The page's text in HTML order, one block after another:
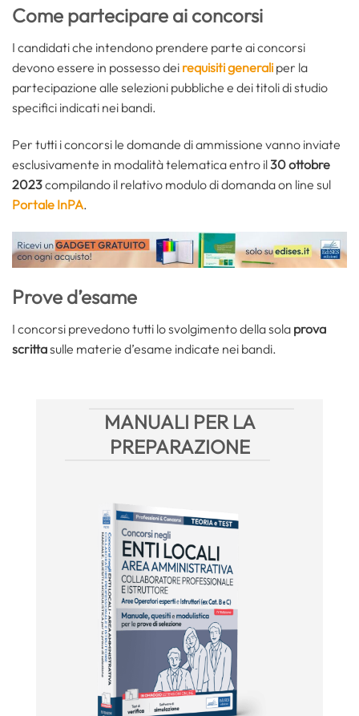
Come partecipare ai concorsi
I candidati che intendono prendere parte ai concorsi
devono essere in possesso dei requisiti generali per la
partecipazione alle selezioni pubbliche e dei titoli di studio
specifici indicati nei bandi.
Per tutti i concorsi le domande di ammissione vanno inviate
esclusivamente in modalità telematica entro il30 ottobre
2023compilando il relativo modulo di domanda on line sul
Portale InPA.
Prove d’esame
I concorsi prevedono tutti lo svolgimento della sola prova
scrittasulle materie d’esame indicate nei bandi.
MANUALI PER LA
PREPARAZIONE